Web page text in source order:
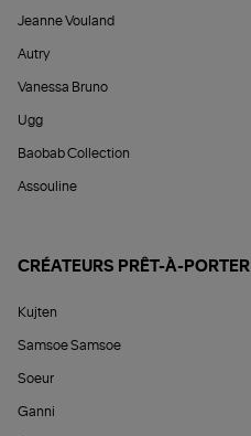
Jeanne Vouland
Autry
Vanessa Bruno
Ugg
Baobab Collection
Assouline
CRÉATEURS PRÊT-À-PORTER
Kujten
Samsoe Samsoe
Soeur
Ganni